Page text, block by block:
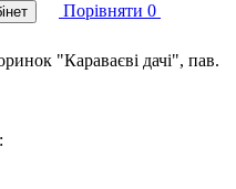
Порівняти 0
"Караваєві дачі", пав.